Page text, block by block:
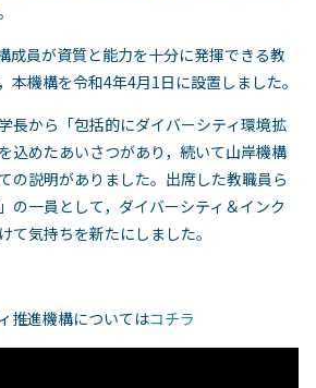
成員が資質と能力を十分に発揮できる教
本機構を令和4年4月1日に設置しました。
長から「包括的にダイバーシティ環境拡
込めたあいさつがあり，続いて山岸機構
の説明がありました。出席した教職員ら
の一員として，ダイバーシティ＆インク
て気持ちを新たにしました。
推進機構についてはコチラ